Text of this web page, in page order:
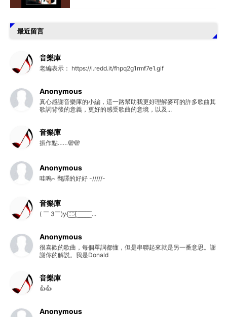
最近留言
音樂庫
老編表示： https://i.redd.it/fhpq2g1rmf7e1.gif
Anonymous
真心感謝音樂庫的小編，這一路幫助我更好理解麥可的許多歌曲其
歌詞背後的意義，更好的感受歌曲的意境，以及...
音樂庫
振作點……🫣🫣
Anonymous
哇嗚~ 翻譯的好好 -/////-
音樂庫
( ￣ 3￣)y{:̲̅:̲̅:̲̅:̲̅{ ̲̅ ̲̅ ̲̅ ̲̅ ̲̅ ̲̅ ̲̅ ̲̅ ̲̅ ...
Anonymous
很喜歡的歌曲，每個單詞都懂，但是串聯起來就是另一番意思。謝
謝你的解説。我是Donald
音樂庫
👍👍
Anonymous